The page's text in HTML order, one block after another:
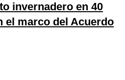
invernadero en 40
el marco del Acuerdo